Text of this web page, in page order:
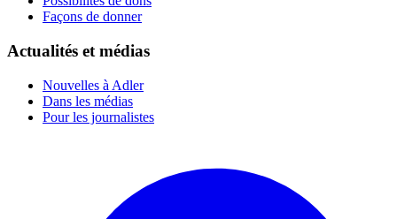
Façons de donner
Actualités et médias
Nouvelles à Adler
Dans les médias
Pour les journalistes